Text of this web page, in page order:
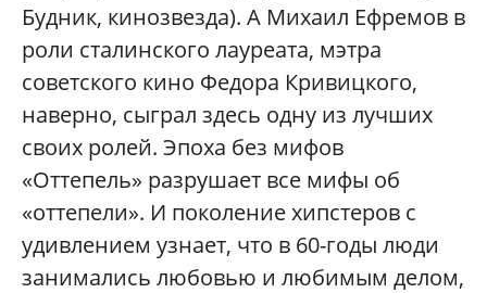
Будник, кинозвезда). А Михаил Ефремов в
роли сталинского лауреата, мэтра
советского кино Федора Кривицкого,
наверно, сыграл здесь одну из лучших
своих ролей. Эпоха без мифов
«Оттепель» разрушает все мифы об
«оттепели». И поколение хипстеров с
удивлением узнает, что в 60-годы люди
занимались любовью и любимым делом,